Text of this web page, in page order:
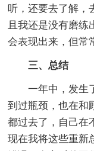
听，还要去了解，
且我还是没有磨练
会表现出来，但常
三、总结
一年中，发生了
到过瓶颈，也在和
都过去了，自己在
现在我将这些重新